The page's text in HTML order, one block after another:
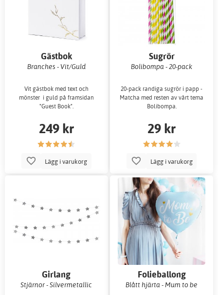
Gästbok
Branches - Vit/Guld
Vit gästbok med text och
mönster i guld på framsidan
"Guest Book".
249 kr
Lägg i varukorg
Sugrör
Bolibompa - 20-pack
20-pack randiga sugrör i papp -
Matcha med resten av vårt tema
Bolibompa.
29 kr
Lägg i varukorg
Girlang
Stjärnor - Silvermetallic
Folieballong
Blått hjärta - Mum to be